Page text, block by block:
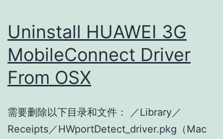
Uninstall HUAWEI 3G
MobileConnect Driver
From OSX
需要删除以下目录和文件： ／Library／
Receipts／HWportDetect_driver.pkg（Mac